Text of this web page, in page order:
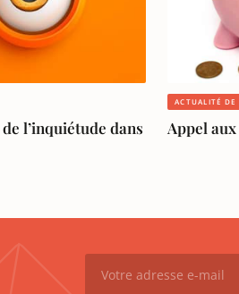
l’inquiétude dans
ACTUALITÉ DE
Appel